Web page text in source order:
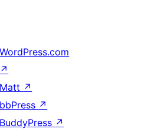
WordPress.com
↗
Matt ↗
bbPress ↗
BuddyPress ↗